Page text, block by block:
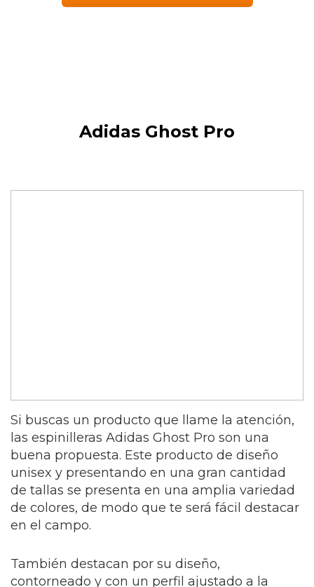
Adidas Ghost Pro
Si buscas un producto que llame la atención,
las espinilleras Adidas Ghost Pro son una
buena propuesta. Este producto de diseño
unisex y presentando en una gran cantidad
de tallas se presenta en una amplia variedad
de colores, de modo que te será fácil destacar
en el campo.
También destacan por su diseño,
contorneado y con un perfil ajustado a la